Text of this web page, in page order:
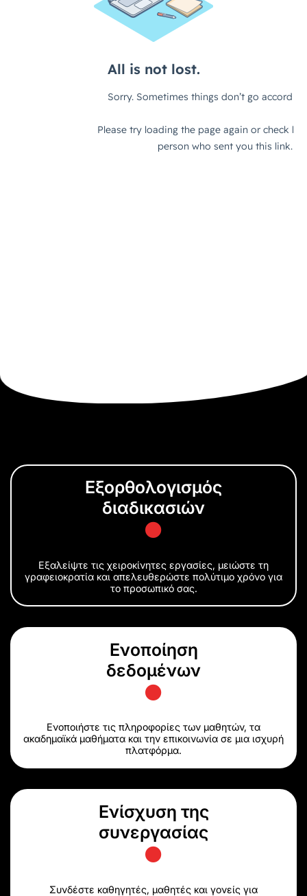
Εξορθολογισμός
διαδικασιών
Εξαλείψτε τις χειροκίνητες εργασίες, μειώστε τη
γραφειοκρατία και απελευθερώστε πολύτιμο χρόνο για
το προσωπικό σας.
Ενοποίηση
δεδομένων
Ενοποιήστε τις πληροφορίες των μαθητών, τα
ακαδημαϊκά μαθήματα και την επικοινωνία σε μια ισχυρή
πλατφόρμα.
Ενίσχυση της
συνεργασίας
Συνδέστε καθηγητές, μαθητές και γονείς για